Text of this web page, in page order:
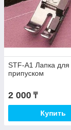
STF-A1 Лапка для
припуском
2 000 ₸
Купить